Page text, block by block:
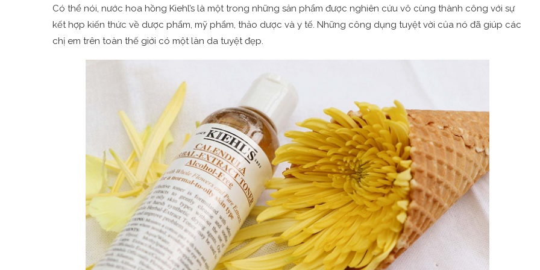
Có thể nói, nước hoa hồng Kiehl’s là một trong những sản phẩm được nghiên cứu vô cùng thành công với sự
kết hợp kiến thức về dược phẩm, mỹ phẩm, thảo dược và y tế. Những công dụng tuyệt vời của nó đã giúp các
chị em trên toàn thế giới có một làn da tuyệt đẹp.